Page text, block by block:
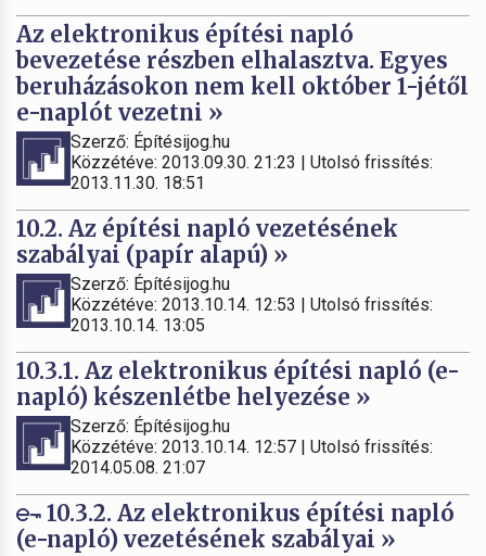
Az elektronikus építési napló
bevezetése részben elhalasztva. Egyes
beruházásokon nem kell október 1-jétől
e-naplót vezetni »
Szerző: Építésijog.hu
Közzétéve: 2013.09.30. 21:23 | Utolsó frissítés:
2013.11.30. 18:51
10.2. Az építési napló vezetésének
szabályai (papír alapú) »
Szerző: Építésijog.hu
Közzétéve: 2013.10.14. 12:53 | Utolsó frissítés:
2013.10.14. 13:05
10.3.1. Az elektronikus építési napló (e-
napló) készenlétbe helyezése »
Szerző: Építésijog.hu
Közzétéve: 2013.10.14. 12:57 | Utolsó frissítés:
2014.05.08. 21:07
10.3.2. Az elektronikus építési napló
(e-napló) vezetésének szabályai »